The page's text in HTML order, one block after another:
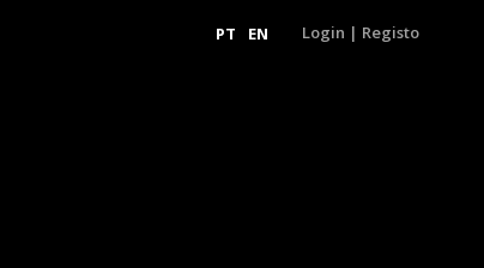
PT EN Login | Registo